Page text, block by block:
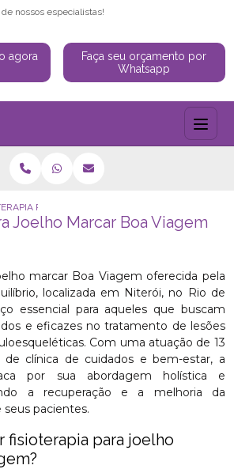
nossos especialistas!
agora
Faça seu orçamento por
Whatsapp
PARA JOELHO MARCAR BOA VIAGEM
Joelho Marcar Boa Viagem
marcar Boa Viagem oferecida pela
localizada em Niterói, no Rio de
essencial para aqueles que buscam
e eficazes no tratamento de lesões
Com uma atuação de 13
clínica de cuidados e bem-estar, a
por sua abordagem holística e
a recuperação e a melhoria da
seus pacientes.
fisioterapia para joelho